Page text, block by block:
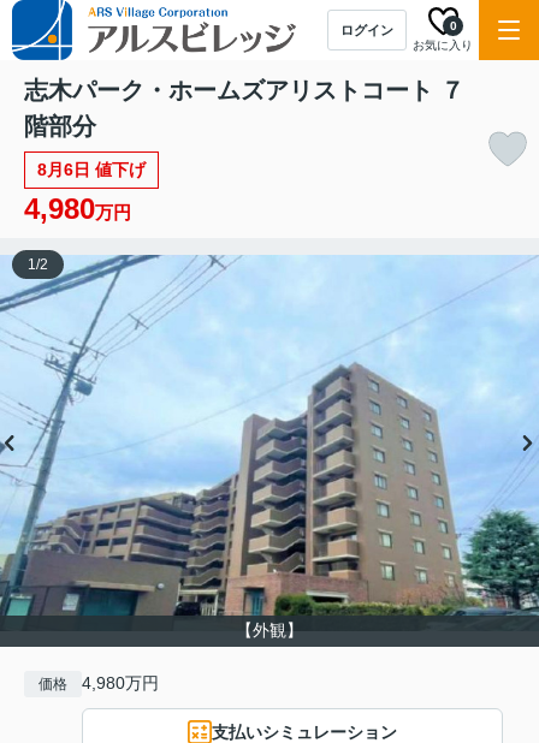
ログイン
お気に入り
0
志木パーク・ホームズアリストコート ７
階部分
8月6日 値下げ
4,980万円
【外観】
1/2
価格 4,980万円
支払いシミュレーション